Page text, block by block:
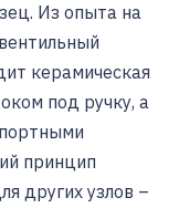
Из опыта на
керамическая
под ручку, а
принцип
других узлов –